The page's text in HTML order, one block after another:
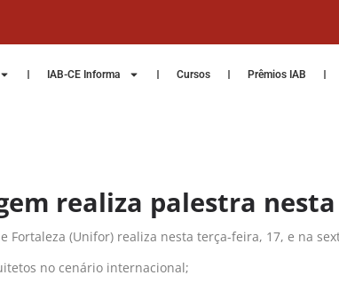
IAB-CE Informa Cursos Prêmios IAB
realiza palestra
Fortaleza (Unifor) realiza nesta terça-feira, 17, e na
no cenário internacional;